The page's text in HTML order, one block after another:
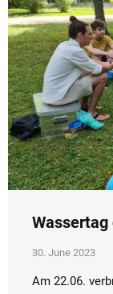
Wassertag
30. June 2023
Am 22.06.